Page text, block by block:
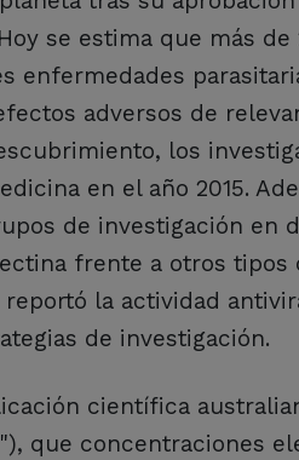
se estima que más
enfermedades
adversos de
los
en el año 2015.
de investigación en
frente a otros tipos
la actividad
de investigación.
científica
que concentraciones